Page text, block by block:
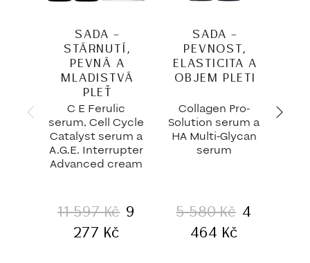
SADA –
STÁRNUTÍ,
PEVNÁ A
MLADISTVÁ
PLEŤ
C E Ferulic
serum, Cell Cycle
Catalyst serum a
A.G.E. Interrupter
Advanced cream
11 597Kč 9
277 Kč
SADA –
PEVNOST,
ELASTICITA A
OBJEM PLETI
Collagen Pro-
Solution serum a
HA Multi-Glycan
serum
5 580Kč 4
464 Kč